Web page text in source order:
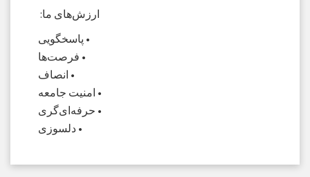
ارزش‌های ما:
• پاسخگویی
• فرصت‌ها
• انصاف
• امنیت جامعه
• حرفه‌ای‌گری
• دلسوزی